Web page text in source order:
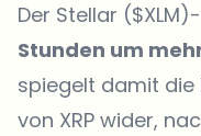
Der Stellar
Stunden um
spiegelt damit die
von XRP wider,